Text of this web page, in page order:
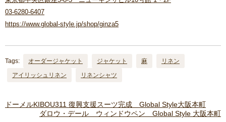
03-6280-6407
https://www.global-style.jp/shop/ginza5
Tags: オーダージャケット ジャケット 麻
リネン
アイリッシュリネン
リネンシャツ
ドーメルKIBOU311 復興支援スーツ完成 Global Style大阪本町
ダロウ・デール ウィンドウペン Global Style 大阪本町